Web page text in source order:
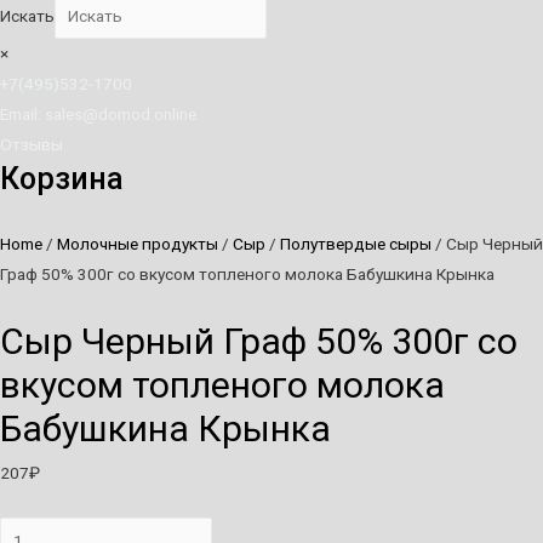
Искать
×
Корзина
Home / Молочные продукты / Сыр / Полутвердые сыры / Сыр Черный
Граф 50% 300г со вкусом топленого молока Бабушкина Крынка
Сыр Черный Граф 50% 300г со
вкусом топленого молока
Бабушкина Крынка
207₽